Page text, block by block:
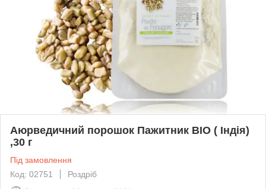
Аюрведичний порошок Пажитник BIO ( Індія)
,30 г
Під замовлення
Код: 02751
Роздріб